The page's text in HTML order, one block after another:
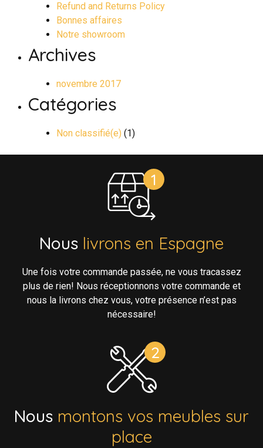
Refund and Returns Policy
Bonnes affaires
Notre showroom
Archives
novembre 2017
Catégories
Non classifié(e) (1)
Nous livrons en Espagne
Une fois votre commande passée, ne vous tracassez
plus de rien! Nous réceptionnons votre commande et
nous la livrons chez vous, votre présence n’est pas
nécessaire!
Nous montons vos meubles sur
place